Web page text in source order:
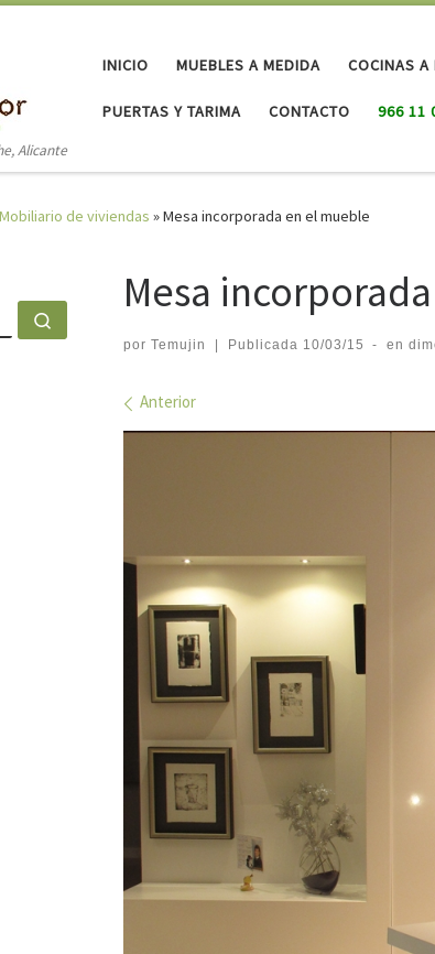
Alicante
INICIO MUEBLES A MEDIDA COCINAS A
PUERTAS Y TARIMA CONTACTO 966 11
Mobiliario de viviendas »Mesa incorporada en el mueble
Mesa
por Temujin Publicada 10/03/15 - en
Navegación de
Anterior